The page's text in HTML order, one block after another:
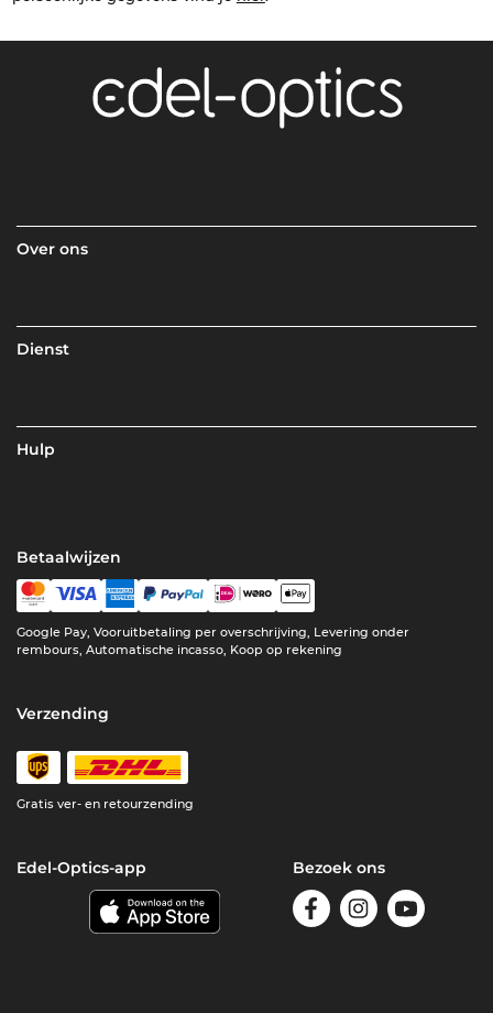
Over ons
Dienst
Hulp
Betaalwijzen
Google Pay, Vooruitbetaling per overschrijving, Levering onder
rembours, Automatische incasso, Koop op rekening
Verzending
Gratis ver- en retourzending
Edel-Optics-app Bezoek ons